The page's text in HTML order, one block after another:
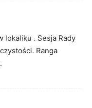
lokaliku . Sesja Rady
Ranga